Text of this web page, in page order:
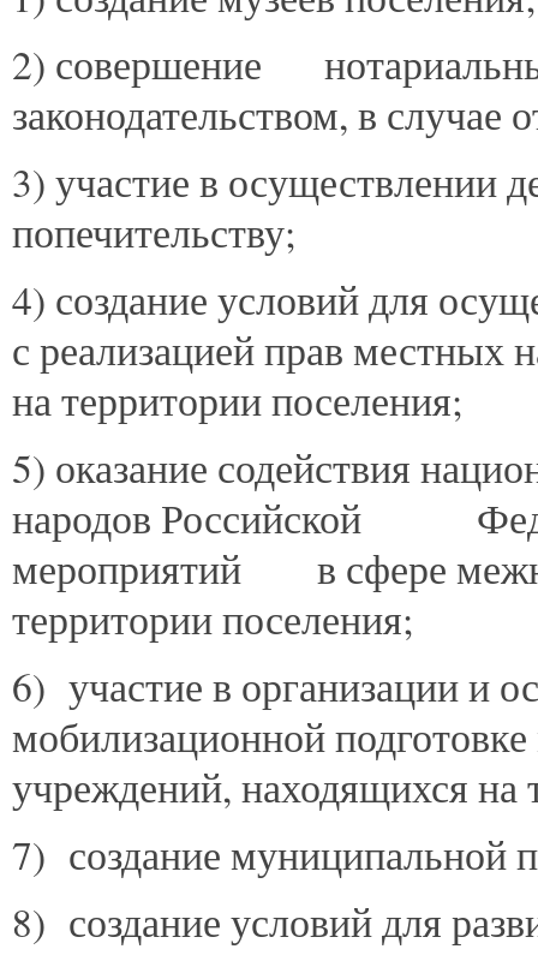
2) совершение
законодательством, в случае
3) участие в осуществлении
попечительству;
4) создание условий для
с реализацией прав местных
на территории поселения;
5) оказание содействия
народов Российской
мероприятий в сфере
территории поселения;
6) участие в организации и
мобилизационной
учреждений, находящихся на
7) создание муниципальной
8) создание условий для